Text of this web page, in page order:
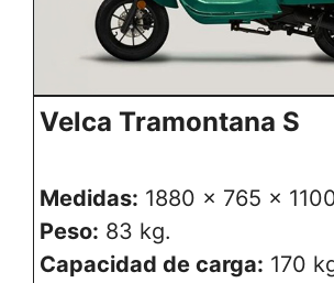
Velca Tramontana S
Medidas: 1880 x 765 x
Peso: 83 kg.
Capacidad de carga: 170